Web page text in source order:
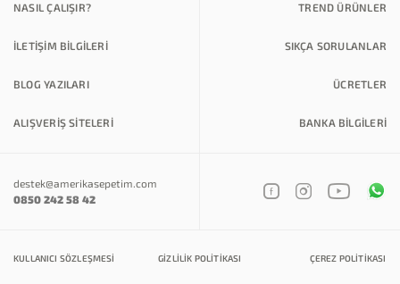
NASIL ÇALIŞIR? TREND ÜRÜNLER
İLETİŞİM BİLGİLERİ SIKÇA SORULANLAR
BLOG YAZILARI ÜCRETLER
ALIŞVERİŞ SİTELERİ BANKA BILGILERI
destek@amerikasepetim.com
0850 242 58 42
KULLANICI SÖZLEŞMESI GIZLILIK POLITIKASI ÇEREZ POLITIKASI